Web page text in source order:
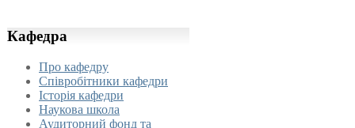
Кафедра
Про кафедру
Співробітники кафедри
Історія кафедри
Наукова школа
Аудиторний фонд та